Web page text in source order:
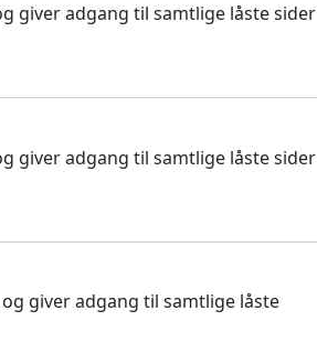
giver adgang til samtlige låste sider
giver adgang til samtlige låste sider
giver adgang til samtlige låste